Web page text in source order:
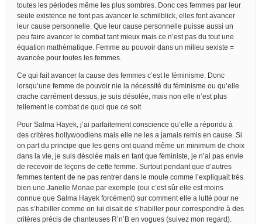
toutes les périodes même les plus sombres. Donc ces femmes par leur
seule existence ne font pas avancer le schmilblick, elles font avancer
leur cause personnelle. Que leur cause personnelle puisse aussi un
peu faire avancer le combat tant mieux mais ce n’est pas du tout une
équation mathématique. Femme au pouvoir dans un milieu sexiste =
avancée pour toutes les femmes.
Ce qui fait avancer la cause des femmes c’est le féminisme. Donc
lorsqu’une femme de pouvoir nie la nécessité du féminisme ou qu’elle
crache carrément dessus, je suis désolée, mais non elle n’est plus
tellement le combat de quoi que ce soit.
Pour Salma Hayek, j’ai parfaitement conscience qu’elle a répondu à
des critères hollywoodiens mais elle ne les a jamais remis en cause. Si
on part du principe que les gens ont quand même un minimum de choix
dans la vie, je suis désolée mais en tant que féministe, je n’ai pas envie
de recevoir de leçons de cette femme. Surtout pendant que d’autres
femmes tentent de ne pas rentrer dans le moule comme l’expliquait très
bien une Janelle Monae par exemple (oui c’est sûr elle est moins
connue que Salma Hayek forcément) sur comment elle a lutté pour ne
pas s’habiller comme on lui disait de s’habiller pour correspondre à des
critères précis de chanteuses R’n’B en vogues (suivez mon regard).